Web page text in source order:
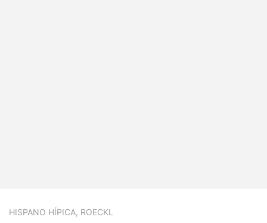
HISPANO HÍPICA, ROECKL